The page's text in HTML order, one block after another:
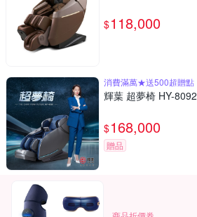
$118,000
消費滿萬★送500超贈點
輝葉 超夢椅 HY-8092
$168,000
贈品